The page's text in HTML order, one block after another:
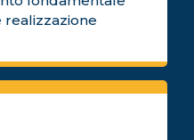
realizzazione